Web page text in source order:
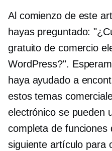
Al comienzo de este
hayas preguntado:
gratuito de comercio
WordPress?".
haya ayudado a
estos temas
electrónico se pueden
completa de funciones
siguiente artículo para